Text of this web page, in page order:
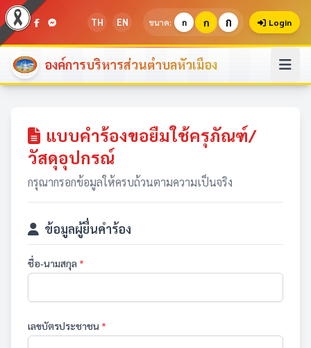
TH EN ขนาด: ก ก ก Login
องค์การบริหารส่วนตำบลหัวเมือง
แบบคำร้องขอยืมใช้ครุภัณฑ์/
วัสดุอุปกรณ์
กรุณากรอกข้อมูลให้ครบถ้วนตามความเป็นจริง
ข้อมูลผู้ยื่นคำร้อง
ชื่อ-นามสกุล *
เลขบัตรประชาชน *